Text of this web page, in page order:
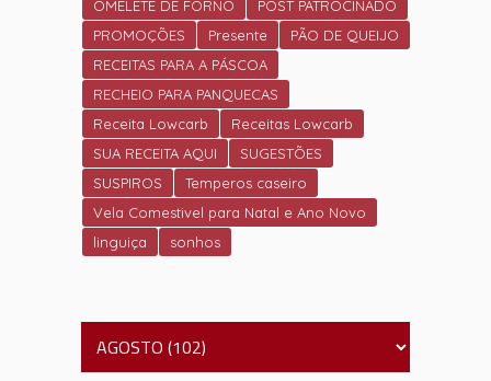
OMELETE DE FORNO
POST PATROCINADO
PROMOÇÕES
Presente
PÃO DE QUEIJO
RECEITAS PARA A PÁSCOA
RECHEIO PARA PANQUECAS
Receita Lowcarb
Receitas Lowcarb
SUA RECEITA AQUI
SUGESTÕES
SUSPIROS
Temperos caseiro
Vela Comestivel para Natal e Ano Novo
linguiça
sonhos